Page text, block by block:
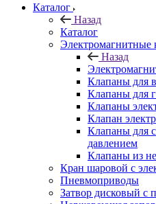
Каталог
Назад
Каталог
Электромагнитные
Назад
Клапаны для
Клапаны для
Клапаны
Клапан
Клапаны для
давлением
Клапаны из
Кран шаровой с
Пневмоприводы
Затвор дисковый с